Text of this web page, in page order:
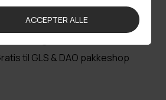
Fri fragt over 499kr
til GLS & DAO pakkeshop